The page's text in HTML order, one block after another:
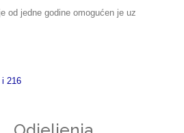
od jedne godine omogućen je uz
216